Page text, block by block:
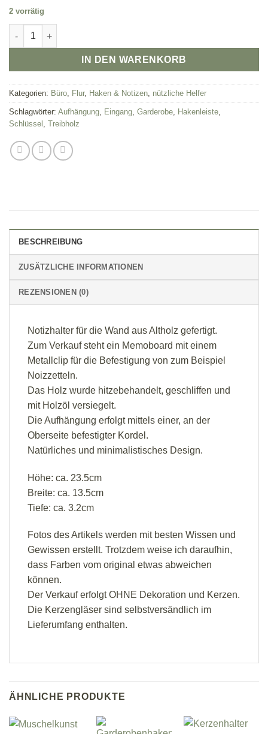
2 vorrätig
Wand-Notizhalter Menge
IN DEN WARENKORB
Kategorien: Büro Flur, Haken & Notizen nützliche Helfer
Schlagwörter: Aufhängung Eingang Garderobe Hakenleiste
Schlüssel
Treibholz
BESCHREIBUNG
ZUSÄTZLICHE INFORMATIONEN
REZENSIONEN (0)
Notizhalter für die Wand aus Altholz gefertigt.
Zum Verkauf steht ein Memoboard mit einem
Metallclip für die Befestigung von zum Beispiel
Noizzetteln.
Das Holz wurde hitzebehandelt, geschliffen und
mit Holzöl versiegelt.
Die Aufhängung erfolgt mittels einer, an der
Oberseite befestigter Kordel.
Natürliches und minimalistisches Design.
Höhe: ca. 23.5cm
Breite: ca. 13.5cm
Tiefe: ca. 3.2cm
Fotos des Artikels werden mit besten Wissen und
Gewissen erstellt. Trotzdem weise ich daraufhin,
dass Farben vom original etwas abweichen
können.
Der Verkauf erfolgt OHNE Dekoration und Kerzen.
Die Kerzengläser sind selbstversändlich im
Lieferumfang enthalten.
ÄHNLICHE PRODUKTE